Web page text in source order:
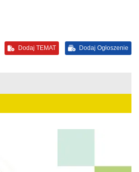
Dodaj TEMAT Dodaj Ogłoszenie